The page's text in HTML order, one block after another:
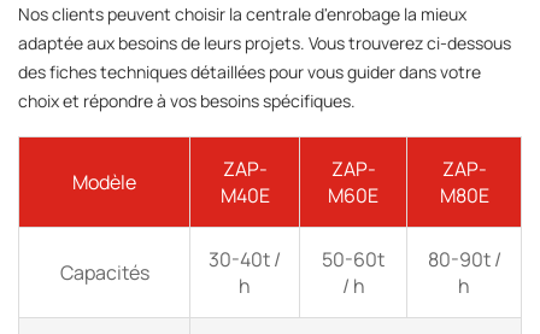
Nos clients peuvent choisir la centrale d'enrobage la mieux
adaptée aux besoins de leurs projets. Vous trouverez ci-dessous
des fiches techniques détaillées pour vous guider dans votre
choix et répondre à vos besoins spécifiques.
Modèle
ZAP-
M40E
ZAP-
M60E
ZAP-
M80E
Capacités
30-40t /
h
50-60t
/ h
80-90t /
h